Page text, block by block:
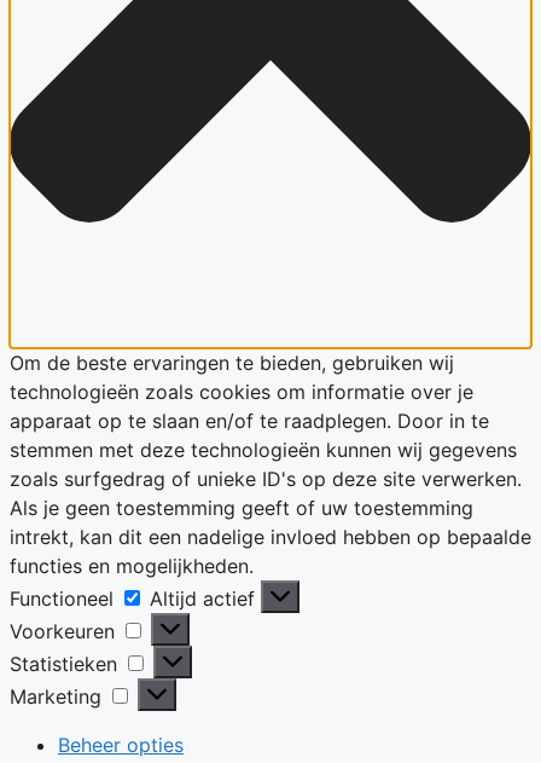
Om de beste ervaringen te bieden, gebruiken wij
technologieën zoals cookies om informatie over je
apparaat op te slaan en/of te raadplegen. Door in te
stemmen met deze technologieën kunnen wij gegevens
zoals surfgedrag of unieke ID's op deze site verwerken.
Als je geen toestemming geeft of uw toestemming
intrekt, kan dit een nadelige invloed hebben op bepaalde
functies en mogelijkheden.
Functioneel
Functioneel
Altijd actief
Voorkeuren
Voorkeuren
Statistieken
Statistieken
Marketing
Marketing
Beheer opties